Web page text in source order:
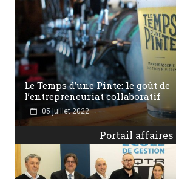
Le Temps d’une Pinte: le goût de
l’entrepreneuriat collaboratif
05 juillet 2022
Portail affaires